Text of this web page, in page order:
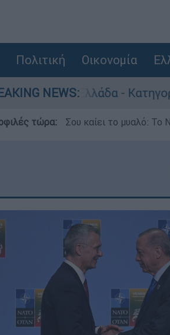
Πολιτική Οικονομία
NEWS:
- Κατηγορείται και
τώρα: Σου καίει το μυαλό: Το